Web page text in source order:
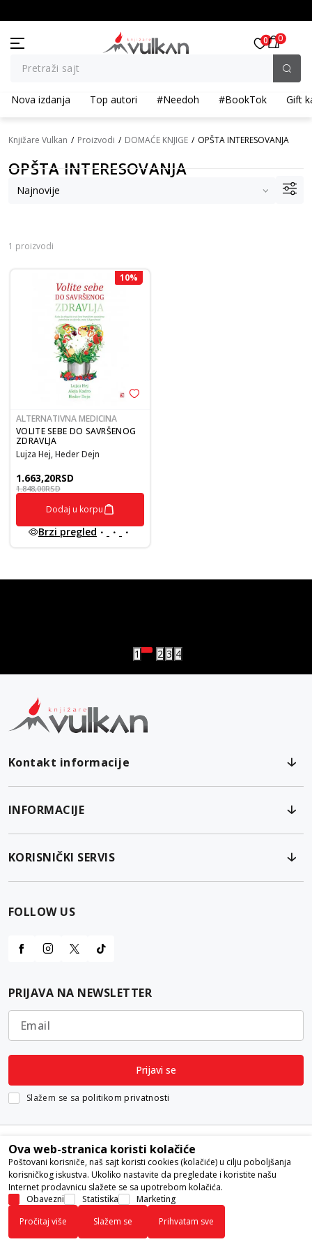
Pretraži sajt
0 0
Nova izdanja Top autori #Needoh #BookTok Gift
Knjižare Vulkan Proizvodi DOMAĆE KNJIGE OPŠTA INTERESOVANJA
OPŠTA INTERESOVANJA
1 proizvodi
10%
ALTERNATIVNA MEDICINA
VOLITE SEBE DO SAVRŠENOG
ZDRAVLJA
Lujza Hej, Heder Dejn
1.663,20RSD
1.848,00RSD
Dodaj u korpu
Brzi pregled
1 2 3 4
Kontakt informacije
INFORMACIJE
KORISNIČKI SERVIS
FOLLOW US
PRIJAVA NA NEWSLETTER
Email
Prijavi se
Slažem se sa politikom privatnosti
Nastojimo da budemo što precizniji u opisu proizvoda, prikazu slika i
samih cena, ali ne možemo garantovati da su sve informacije kompletne i
bez grešaka. Svi artikli prikazani na sajtu su deo naše ponude i ne
podrazumeva da su dostupni u svakom trenutku.
Ova web-stranica koristi kolačiće
Poštovani korisniče, naš sajt koristi cookies (kolačiće) u cilju poboljšanja
korisničkog iskustva. Ukoliko nastavite da pregledate i koristite našu
Internet prodavnicu slažete se sa upotrebom kolačića.
Obavezni
Statistika
Marketing
Pročitaj više
Slažem se Prihvatam sve